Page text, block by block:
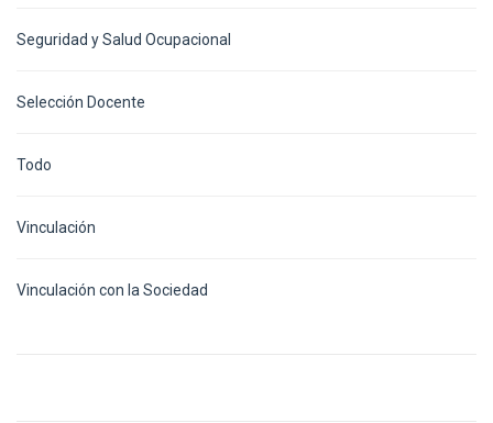
Seguridad y Salud Ocupacional
Selección Docente
Todo
Vinculación
Vinculación con la Sociedad